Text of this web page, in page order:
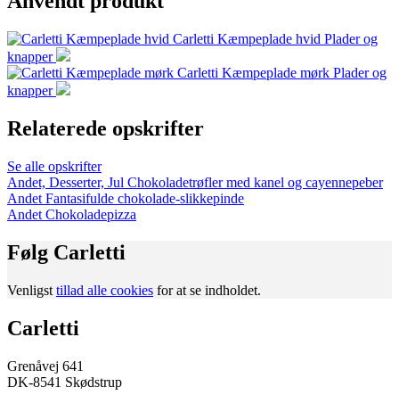
Carletti Kæmpeplade hvid Plader og
knapper
Carletti Kæmpeplade mørk Plader og
knapper
Relaterede opskrifter
Se alle opskrifter
Andet, Desserter, Jul Chokoladetrøfler med kanel og cayennepeber
Andet Fantasifulde chokolade-slikkepinde
Andet Chokoladepizza
Følg Carletti
Venligst tillad alle cookies for at se indholdet.
Carletti
Grenåvej 641
DK-8541 Skødstrup